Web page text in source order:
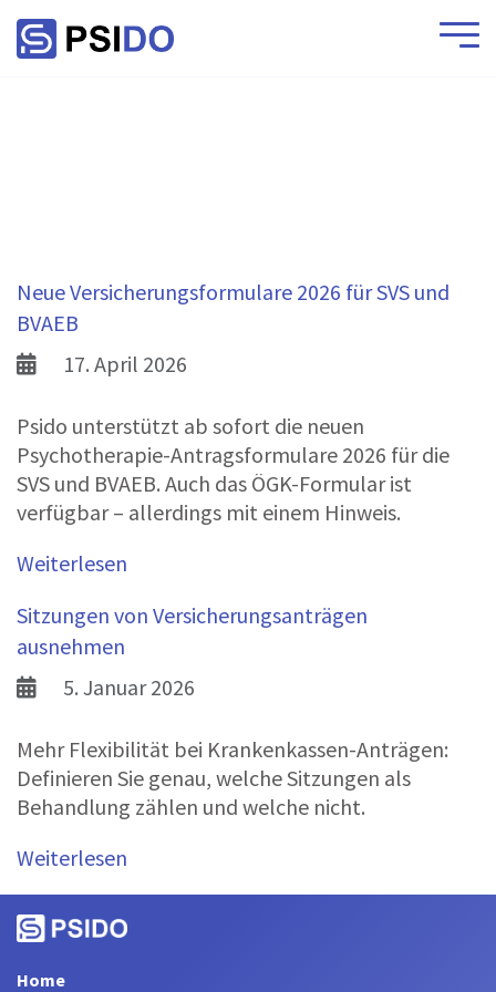
Neue Versicherungsformulare 2026 für SVS und
BVAEB
17. April 2026
Psido unterstützt ab sofort die neuen
Psychotherapie-Antragsformulare 2026 für die
SVS und BVAEB. Auch das ÖGK-Formular ist
verfügbar – allerdings mit einem Hinweis.
Weiterlesen
Sitzungen von Versicherungsanträgen
ausnehmen
5. Januar 2026
Mehr Flexibilität bei Krankenkassen-Anträgen:
Definieren Sie genau, welche Sitzungen als
Behandlung zählen und welche nicht.
Weiterlesen
Home